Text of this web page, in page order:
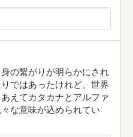
の繋がりが明らかにされ
ではあったけれど、世界
えてカタカナとアルファ
な意味が込められてい